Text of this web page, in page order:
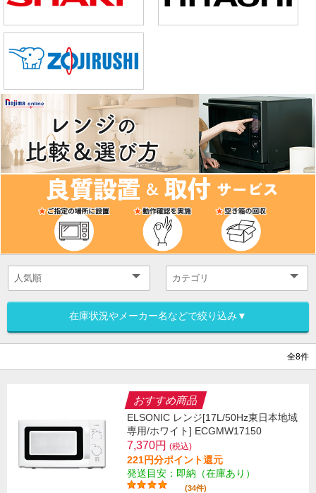
在庫状況やメーカー名などで絞り込み▼
全8件
おすすめ商品
ELSONIC レンジ[17L/50Hz東日本地域
専用/ホワイト] ECGMW17150
7,370円 (税込)
221円分ポイント還元
発送目安：即納（在庫あり）
(34件)